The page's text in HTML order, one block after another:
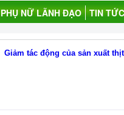
PHỤ NỮ LÃNH ĐẠO TIN
Giảm tác động của sản xuất